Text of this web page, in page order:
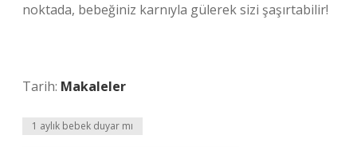
noktada, bebeğiniz karnıyla gülerek sizi şaşırtabilir!
Tarih: Makaleler
1 aylık bebek duyar mı